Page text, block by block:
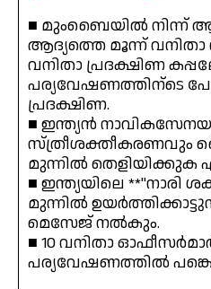
■ മുംബൈയിൽ നിന്ന്
ആദ്യത്തെ മൂന്ന്
വനിതാ പ്രദക്ഷിണ
പര്യവേഷണത്തിന്ടെ
പ്രദക്ഷിണ.
■ ഇന്ത്യൻ
സ്ത്രീശക്തീകരണവും
മുന്നിൽ തെളിയിക്കുക
■ ഇന്ത്യയിലെ **"നാരി
മുന്നിൽ
മെസേജ് നൽകും.
■ 10 വനിതാ
പര്യവേഷണത്തിൽ